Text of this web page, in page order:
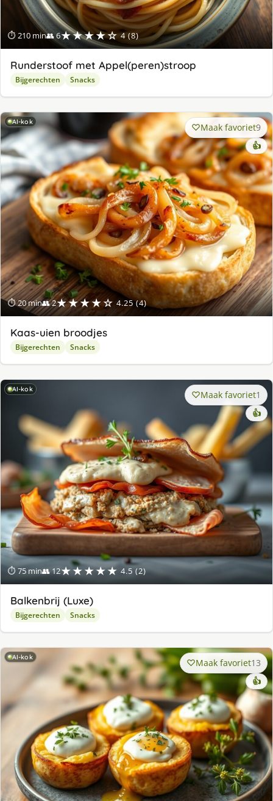
⏱ 210 min👥 6★★★★☆ 4 (8)
Runderstoof met Appel(peren)stroop
Bijgerechten Snacks
AI-kok
⏱ 20 min👥 2★★★★☆ 4.25 (4)
Maak favoriet9
👍
Kaas-uien broodjes
Bijgerechten Snacks
AI-kok
⏱ 75 min👥 12★★★★★ 4.5 (2)
Maak favoriet1
👍
Balkenbrij (Luxe)
Bijgerechten Snacks
AI-kok Maak favoriet13
👍